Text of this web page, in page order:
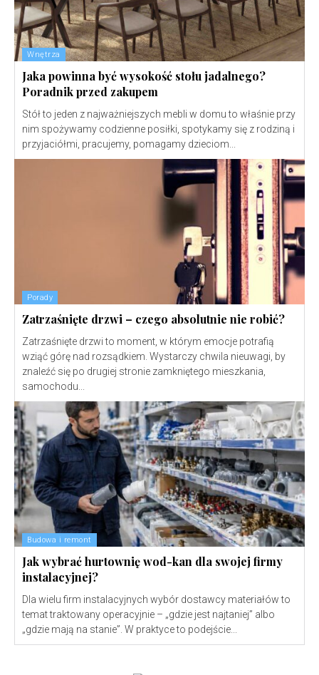
Wnętrza
Jaka powinna być wysokość stołu jadalnego?
Poradnik przed zakupem
Stół to jeden z najważniejszych mebli w domu to właśnie przy
nim spożywamy codzienne posiłki, spotykamy się z rodziną i
przyjaciółmi, pracujemy, pomagamy dzieciom...
Porady
Zatrzaśnięte drzwi – czego absolutnie nie robić?
Zatrzaśnięte drzwi to moment, w którym emocje potrafią
wziąć górę nad rozsądkiem. Wystarczy chwila nieuwagi, by
znaleźć się po drugiej stronie zamkniętego mieszkania,
samochodu...
Budowa i remont
Jak wybrać hurtownię wod-kan dla swojej firmy
instalacyjnej?
Dla wielu firm instalacyjnych wybór dostawcy materiałów to
temat traktowany operacyjnie – „gdzie jest najtaniej” albo
„gdzie mają na stanie”. W praktyce to podejście...